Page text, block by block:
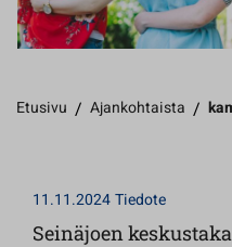
Etusivu / Ajankohtaista /
11.11.2024Tiedote
Seinäjoen